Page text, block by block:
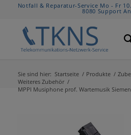
Notfall & Reparatur-Service Mo - Fr
8080 Support
Sie sind hier: Startseite / Produkte /
Weiteres Zubehör /
MPPI Musiphone prof. Wartemusik